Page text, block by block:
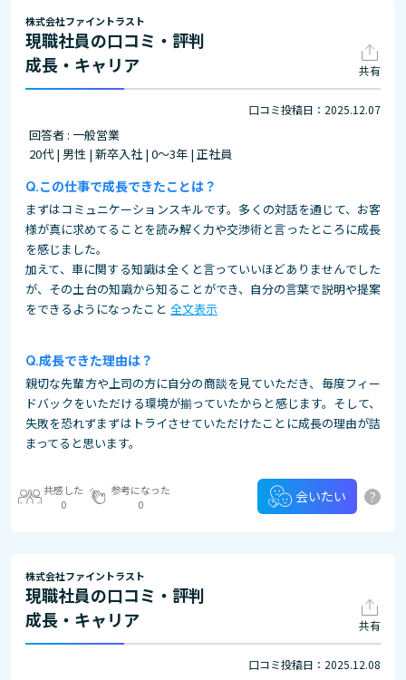
株式会社ファイントラスト
現職社員の口コミ・評判
成長・キャリア
共有
口コミ投稿日：2025.12.07
回答者 : 一般営業
20代 | 男性 | 新卒入社 | 0～3年 | 正社員
この仕事で成長できたことは？
まずはコミュニケーションスキルです。多くの対話を通じて、お客
様が真に求めてることを読み解く力や交渉術と言ったところに成長
を感じました。
加えて、車に関する知識は全くと言っていいほどありませんでした
が、その土台の知識から知ることができ、自分の言葉で説明や提案
をできるようになったこと 全文表示
成長できた理由は？
親切な先輩方や上司の方に自分の商談を見ていただき、毎度フィー
ドバックをいただける環境が揃っていたからと感じます。そして、
失敗を恐れずまずはトライさせていただけたことに成長の理由が詰
まってると思います。
共感した
0
参考になった
0
会いたい ?
株式会社ファイントラスト
現職社員の口コミ・評判
成長・キャリア
共有
口コミ投稿日：2025.12.08